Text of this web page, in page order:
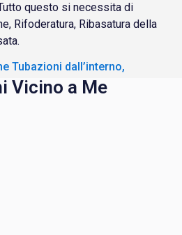
questo si necessita di
Rifoderatura, Ribasatura della
Tubazioni dall’interno,
Vicino a Me